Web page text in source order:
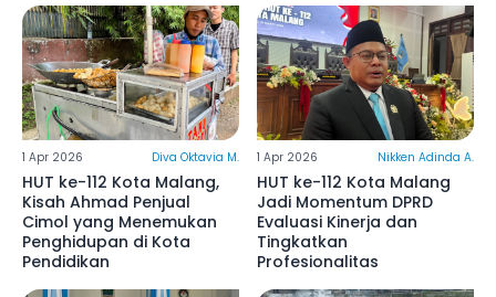
1 Apr 2026 Diva Oktavia M.
HUT ke-112 Kota Malang,
Kisah Ahmad Penjual
Cimol yang Menemukan
Penghidupan di Kota
Pendidikan
1 Apr 2026 Nikken Adinda A.
HUT ke-112 Kota Malang
Jadi Momentum DPRD
Evaluasi Kinerja dan
Tingkatkan
Profesionalitas